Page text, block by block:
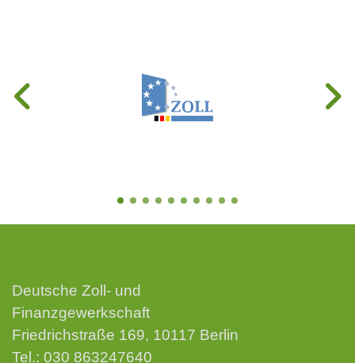
Deutsche Zoll- und
Finanzgewerkschaft
Friedrichstraße 169, 10117 Berlin
Tel.: 030 863247640